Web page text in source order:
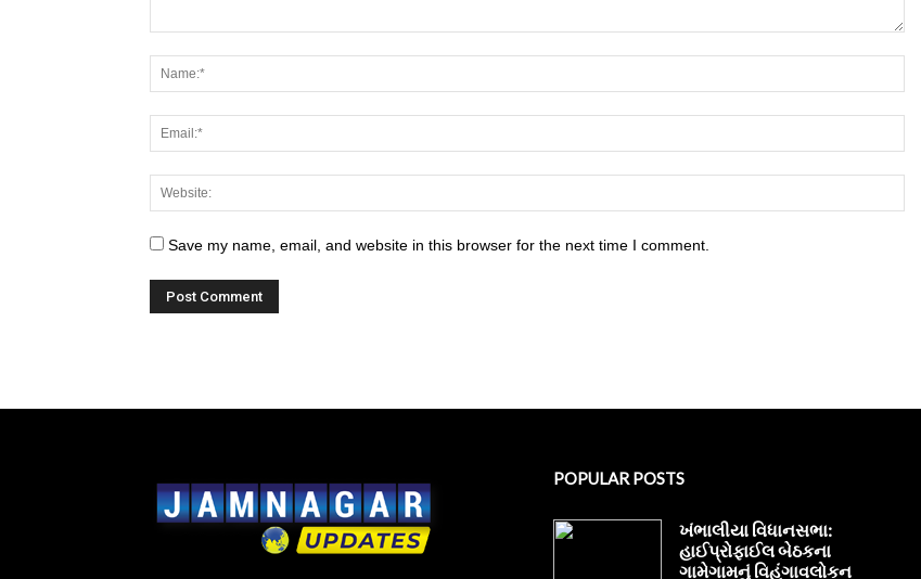
Save my name, email, and website in this browser for the next time I comment.
POPULAR POSTS
ખંભાલીયા વિધાનસભા:
હાઈપ્રોફાઈલ બેઠકના
ગામેગામનું વિહંગાવલોકન